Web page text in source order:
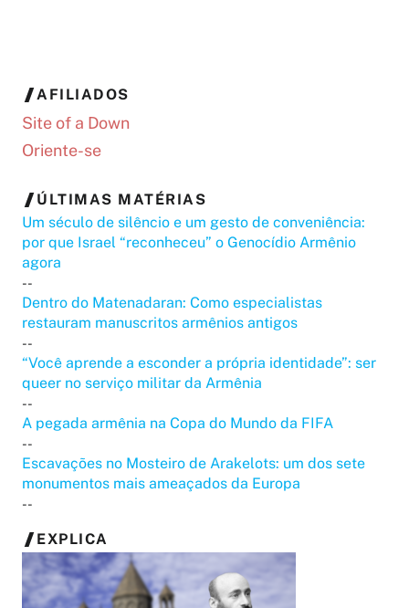
AFILIADOS
Site of a Down
Oriente-se
ÚLTIMAS MATÉRIAS
Um século de silêncio e um gesto de conveniência:
por que Israel “reconheceu” o Genocídio Armênio
agora
--
Dentro do Matenadaran: Como especialistas
restauram manuscritos armênios antigos
--
“Você aprende a esconder a própria identidade”: ser
queer no serviço militar da Armênia
--
A pegada armênia na Copa do Mundo da FIFA
--
Escavações no Mosteiro de Arakelots: um dos sete
monumentos mais ameaçados da Europa
--
EXPLICA